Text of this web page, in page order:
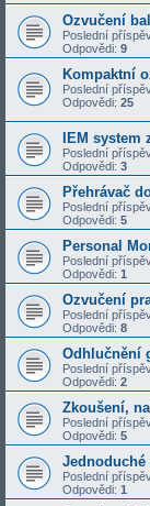
Ozvučení
Poslední
Odpovědi: 9
Kompaktní
Poslední
Odpovědi: 25
IEM system
Poslední
Odpovědi: 3
Přehrávač
Poslední
Odpovědi: 5
Personal
Poslední
Odpovědi: 1
Ozvučení
Poslední
Odpovědi: 8
Odhlučnění
Poslední
Odpovědi: 2
Zkoušení,
Poslední
Odpovědi: 5
Jednoduché
Poslední
Odpovědi: 1